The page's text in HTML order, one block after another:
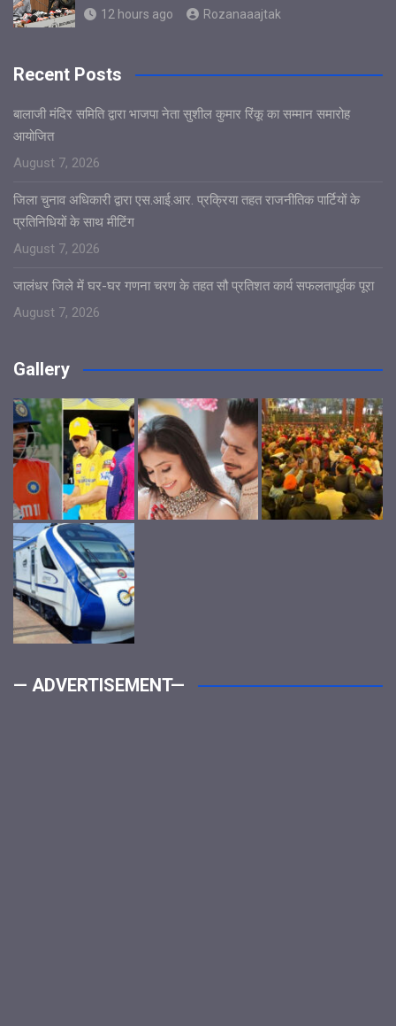
12 hours ago Rozanaaajtak
Recent Posts
बालाजी मंदिर समिति द्वारा भाजपा नेता सुशील कुमार रिंकू का सम्मान समारोह
आयोजित
August 7, 2026
जिला चुनाव अधिकारी द्वारा एस.आई.आर. प्रक्रिया तहत राजनीतिक पार्टियों के
प्रतिनिधियों के साथ मीटिंग
August 7, 2026
जालंधर जिले में घर-घर गणना चरण के तहत सौ प्रतिशत कार्य सफलतापूर्वक पूरा
August 7, 2026
Gallery
— ADVERTISEMENT—